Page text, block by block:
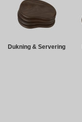
Dukning & Servering